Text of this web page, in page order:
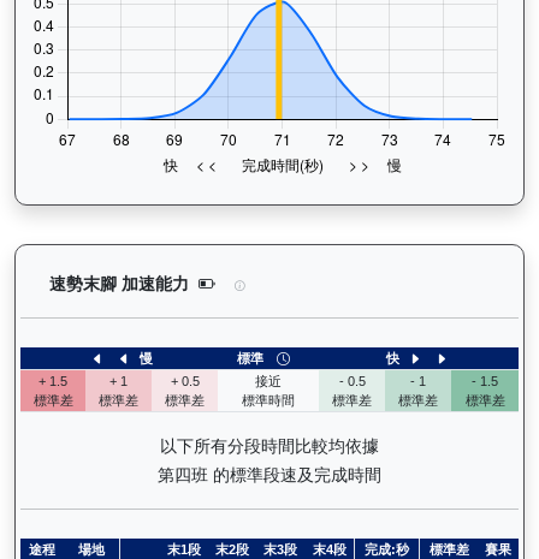
速勢末腳 加速能力 萬事快（G416）— 速勢末腳加速能
慢 標準
快
+ 1.5
標準差
+ 1
標準差
+ 0.5
標準差
接近
標準時間
- 0.5
標準差
- 1
標準差
- 1.5
標準差
以下所有分段時間比較均依據
第四班 的標準段速及完成時間
途程 場地 末1段 末2段 末3段 末4段 完成:秒 標準差 賽果